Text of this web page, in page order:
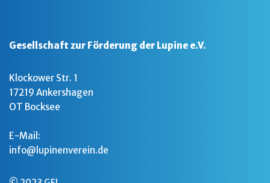
Gesellschaft zur Förderung der Lupine e.V.
Klockower Str. 1
17219 Ankershagen
OT Bocksee
E-Mail:
info@lupinenverein.de